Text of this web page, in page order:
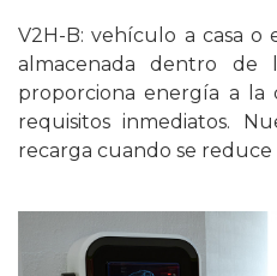
V2H-B: vehículo a casa o
almacenada dentro
proporciona energía a la
requisitos inmediatos.
recarga cuando se reduce